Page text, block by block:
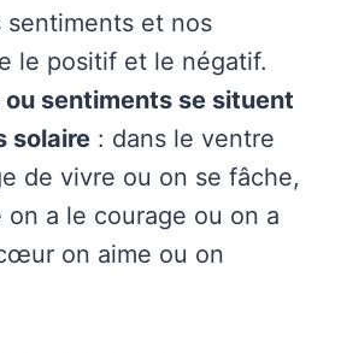
sentiments et nos
le positif et le négatif.
ou sentiments se situent
solaire : dans le ventre
de vivre ou on se fâche,
on a le courage ou on a
on aime ou on